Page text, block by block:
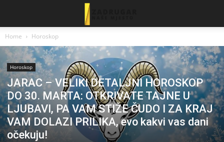
Home Horoskop
Horoskop
JARAC – VELIKI DETALJNI HOROSKOP
DO 30. MARTA: OTKRIVATE TAJNE U
LJUBAVI, PA VAM STIŽE ČUDO I ZA KRAJ
VAM DOLAZI PRILIKA, evo kakvi vas dani
očekuju!